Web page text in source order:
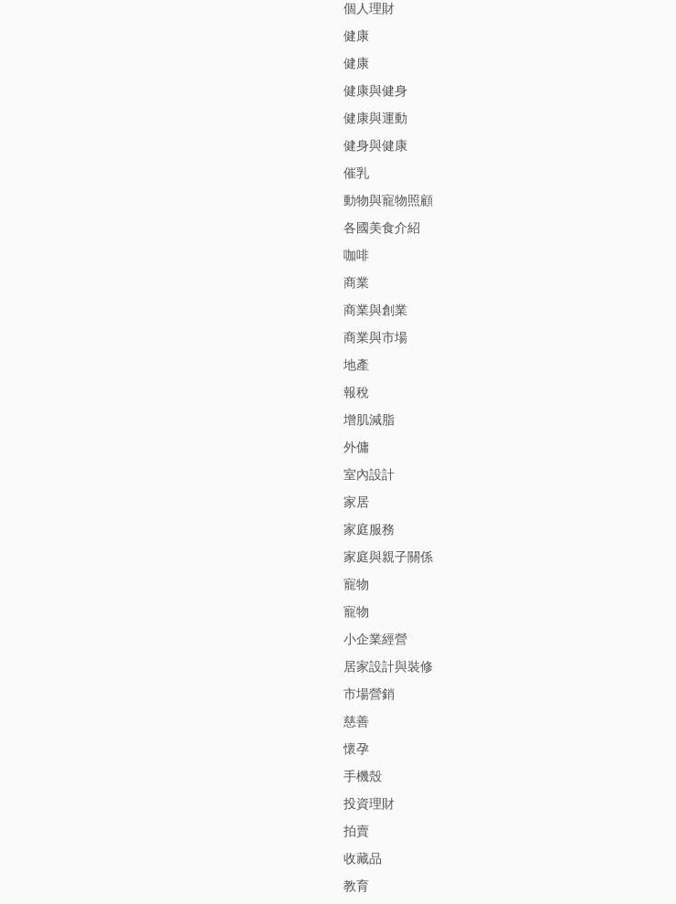
個人理財
健康
健康
健康與健身
健康與運動
健身與健康
催乳
動物與寵物照顧
各國美食介紹
咖啡
商業
商業與創業
商業與市場
地產
報稅
增肌減脂
外傭
室內設計
家居
家庭服務
家庭與親子關係
寵物
寵物
小企業經營
居家設計與裝修
市場營銷
慈善
懷孕
手機殼
投資理財
拍賣
收藏品
教育